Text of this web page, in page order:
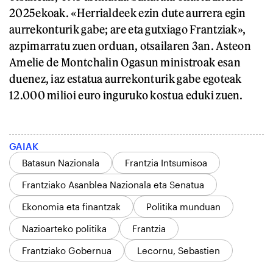
2025ekoak. «Herrialdeek ezin dute aurrera egin
aurrekonturik gabe; are eta gutxiago Frantziak»,
azpimarratu zuen orduan, otsailaren 3an. Asteon
Amelie de Montchalin Ogasun ministroak esan
duenez, iaz estatua aurrekonturik gabe egoteak
12.000 milioi euro inguruko kostua eduki zuen.
GAIAK
Batasun Nazionala
Frantzia Intsumisoa
Frantziako Asanblea Nazionala eta Senatua
Ekonomia eta finantzak
Politika munduan
Nazioarteko politika
Frantzia
Frantziako Gobernua
Lecornu, Sebastien